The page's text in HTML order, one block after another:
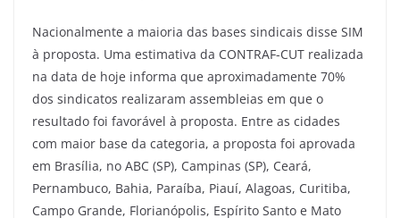
Nacionalmente a maioria das bases sindicais disse SIM
à proposta. Uma estimativa da CONTRAF-CUT realizada
na data de hoje informa que aproximadamente 70%
dos sindicatos realizaram assembleias em que o
resultado foi favorável à proposta. Entre as cidades
com maior base da categoria, a proposta foi aprovada
em Brasília, no ABC (SP), Campinas (SP), Ceará,
Pernambuco, Bahia, Paraíba, Piauí, Alagoas, Curitiba,
Campo Grande, Florianópolis, Espírito Santo e Mato